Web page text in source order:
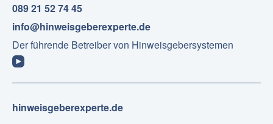
089 21 52 74 45
info@hinweisgeberexperte.de
Der führende Betreiber von Hinweisgebersystemen
hinweisgeberexperte.de